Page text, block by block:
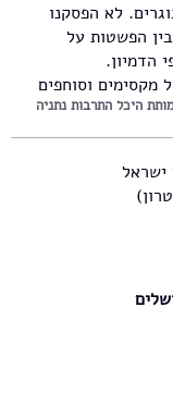
לא הפסקנו
הפשטות על
הדמיון.
מקסימים וסוחפים
היכל התרבות נתניה
ישראל